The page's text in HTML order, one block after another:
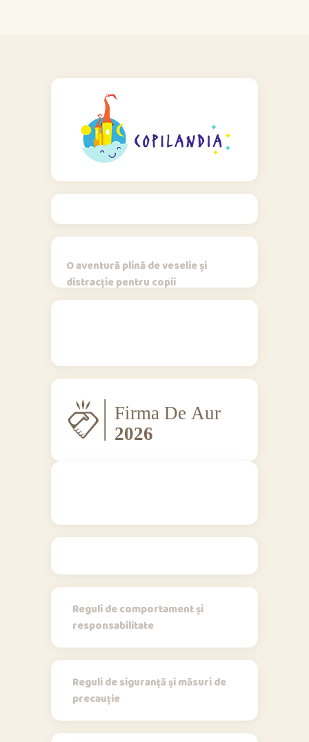
O aventură plină de veselie și
distracție pentru copii
Reguli de comportament și
responsabilitate
Reguli de siguranță și măsuri de
precauție